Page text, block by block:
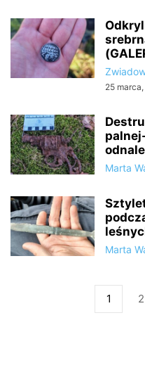
25
Marta
Marta
1 2